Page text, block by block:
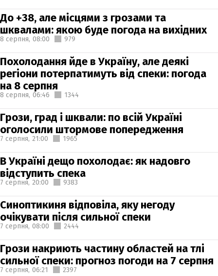
До +38, але місцями з грозами та
шквалами: якою буде погода на вихідних
8 серпня, 08:00 979
Похолодання йде в Україну, але деякі
регіони потерпатимуть від спеки: погода
на 8 серпня
8 серпня, 06:46 1344
Грози, град і шквали: по всій Україні
оголосили штормове попередження
7 серпня, 21:00 1965
В Україні дещо похолодає: як надовго
відступить спека
7 серпня, 20:00 9383
Синоптикиня відповіла, яку негоду
очікувати після сильної спеки
7 серпня, 08:00 2444
Грози накриють частину областей на тлі
сильної спеки: прогноз погоди на 7 серпня
7 серпня, 06:21 2397